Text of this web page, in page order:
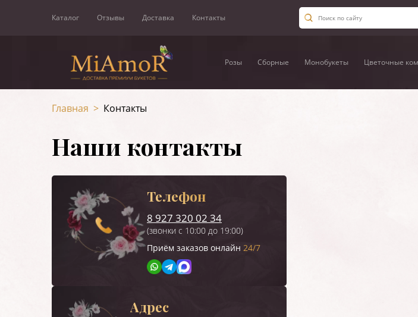
Каталог Отзывы Доставка Контакты
Розы Сборные Монобукеты Цветочные
Главная > Контакты
Наши контакты
Телефон
8 927 320 02 34
(звонки с 10:00 до 19:00)
Приём заказов онлайн 24/7
Адрес